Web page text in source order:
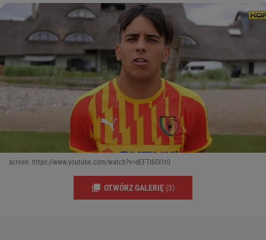
screen: https://www.youtube.com/watch?v=dEFTI6Ol1r0
OTWÓRZ GALERIĘ (3)